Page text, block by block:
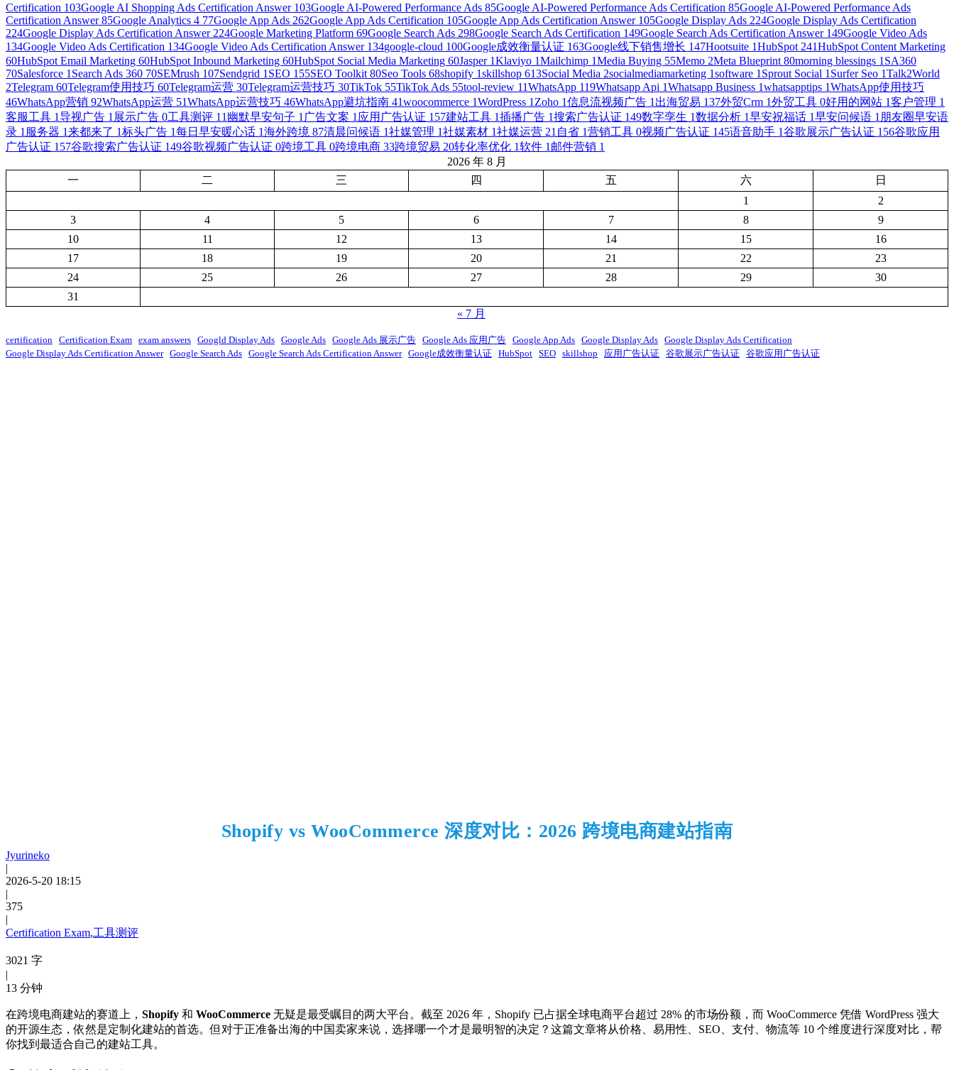
Certification 103Google AI Shopping Ads Certification Answer 103Google AI-Powered Performance Ads 85Google AI-Powered Performance Ads Certification 85Google AI-Powered Performance Ads
Certification Answer85Google Analytics 4 77Google App Ads 262Google App Ads Certification 105Google App Ads Certification Answer 105Google Display Ads 224Google Display Ads Certification
224Google Display Ads Certification Answer 224Google Marketing Platform 69Google Search Ads 298Google Search Ads Certification 149Google Search Ads Certification Answer 149Google Video Ads
134Google Video Ads Certification 134Google Video Ads Certification Answer 134google-cloud 100Google成效衡量认证 163Google线下销售增长 147Hootsuite 1HubSpot 241HubSpot Content Marketing
60HubSpot Email Marketing 60HubSpot Inbound Marketing 60HubSpot Social Media Marketing 60Jasper 1Klaviyo 1Mailchimp 1Media Buying 55Memo 2Meta Blueprint 80morning blessings 1 SA360
70Salesforce 1 Search Ads 360 70SEMrush 107Sendgrid 1 SEO 155SEO Toolkit 80Seo Tools 68shopify 1skillshop 613Social Media 2socialmediamarketing 1software 1 Sprout Social 1 Surfer Seo 1Talk2World
2Telegram 60Telegram使用技巧 60Telegram运营 30Telegram运营技巧 30TikTok 55TikTok Ads 55tool-review 11WhatsApp 119Whatsapp Api 1Whatsapp Business 1whatsapptips 1WhatsApp使用技巧
46WhatsApp营销 92WhatsApp运营 51WhatsApp运营技巧 46WhatsApp避坑指南 41woocommerce 1WordPress 1 Zoho 1信息流视频广告 1 出海贸易 137外贸Crm 1外贸工具 0好用的网站 1客户管理 1
客服工具 1导视广告 1 展示广告 0工具测评 11 幽默早安句子 1 广告文案 1 应用广告认证 157建站工具 1插播广告 1搜索广告认证 149数字孪生 1数据分析 1早安祝福话 1早安问候语 1 朋友圈早安语
录 1 服务器 1来都来了 1标头广告 1每日早安暖心话 1海外跨境 87清晨问候语 1社媒管理 1社媒素材 1社媒运营 21 自省 1营销工具 0视频广告认证 145语音助手 1谷歌展示广告认证 156谷歌应用
广告认证 157谷歌搜索广告认证 149谷歌视频广告认证 0跨境工具 0跨境电商 33跨境贸易 20转化率优化 1软件 1 邮件营销 1
2026 年 8 月
一
二 三 四 五 六
日
1
2
3
4 5 6 7 8
9
10
11 12 13 14 15
16
17
18 19 20 21 22
23
24
25 26 27 28 29
30
31
« 7 月
certification Certification Exam exam answers Googld Display Ads Google Ads Google Ads 展示广告 Google Ads 应用广告 Google App Ads Google Display Ads Google Display Ads Certification
Google Display Ads Certification Answer Google Search Ads Google Search Ads Certification Answer Google成效衡量认证 HubSpot SEO skillshop 应用广告认证 谷歌展示广告认证 谷歌应用广告认证
Shopify vs WooCommerce 深度对比：2026 跨境电商建站指南
Jyurineko
|
2026-5-20 18:15
|
375
|
Certification Exam,工具测评
3021 字
|
13 分钟
在跨境电商建站的赛道上， Shopify 和 WooCommerce 无疑是最受瞩目的两大平台。截至 2026 年，Shopify 已占据全球电商平台超过 28% 的市场份额，而 WooCommerce 凭借 WordPress 强大
的开源生态，依然是定制化建站的首选。但对于正准备出海的中国卖家来说，选择哪一个才是最明智的决定？这篇文章将从价格、易用性、SEO、支付、物流等 10 个维度进行深度对比，帮
你找到最适合自己的建站工具。